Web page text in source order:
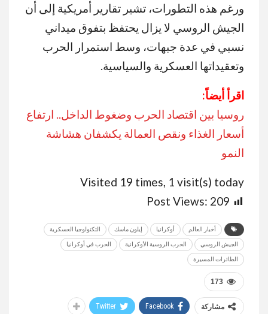
ورغم هذه التطورات، تشير تقارير أمريكية إلى أن
الجيش الروسي لا يزال يحتفظ بتفوق ميداني
نسبي في عدة جبهات، وسط استمرار الحرب
وتعقيداتها العسكرية والسياسية.
اقرأ أيضاً:
روسيا بين اقتصاد الحرب وضغوط الداخل.. ارتفاع
أسعار الغذاء ونقص العمالة يكشفان هشاشة
النمو
Visited 19 times, 1 visit(s) today
Post Views: 209
أخبار العالم أوكرانيا إيلون ماسك التكنولوجيا العسكرية
الجيش الروسي الحرب الروسية الأوكرانية الحرب في أوكرانيا
الطائرات المسيرة
173
مشاركة Facebook
Twitter